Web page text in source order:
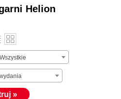
Helion
Wszystkie
»